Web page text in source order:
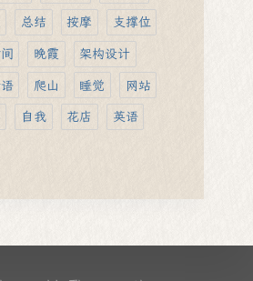
总结 按摩 支撑位
晚霞 架构设计
爬山 睡觉 网站
自我 花店 英语